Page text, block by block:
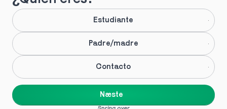
Estudiante
Padre/madre
Contacto
Næste